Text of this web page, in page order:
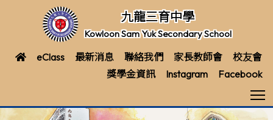
九龍三育中學
Kowloon Sam Yuk Secondary School
eClass 最新消息 聯絡我們 家長教師會
校友會
獎學金資訊
Instagram Facebook